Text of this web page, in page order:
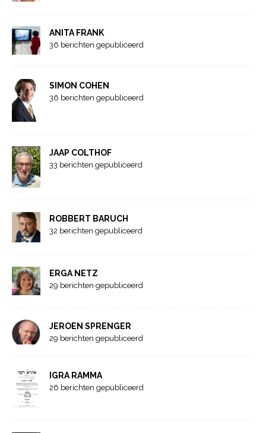
ANITA FRANK
36 berichten gepubliceerd
SIMON COHEN
36 berichten gepubliceerd
JAAP COLTHOF
33 berichten gepubliceerd
ROBBERT BARUCH
32 berichten gepubliceerd
ERGA NETZ
29 berichten gepubliceerd
JEROEN SPRENGER
29 berichten gepubliceerd
IGRA RAMMA
26 berichten gepubliceerd